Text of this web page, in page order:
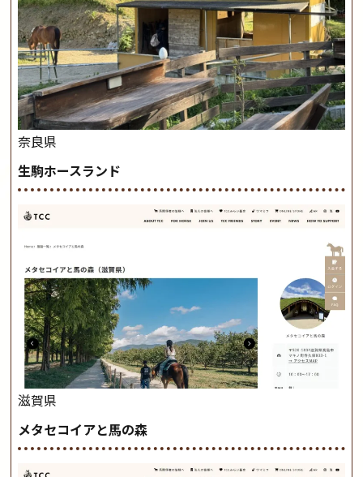
奈良県
生駒ホースランド
滋賀県
メタセコイアと馬の森